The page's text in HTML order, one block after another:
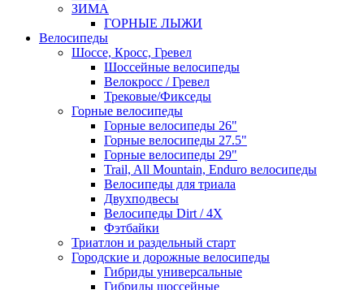
ЗИМА
ГОРНЫЕ ЛЫЖИ
Велосипеды
Шоссе, Кросс, Гревел
Шоссейные велосипеды
Велокросс / Гревел
Трековые/Фикседы
Горные велосипеды
Горные велосипеды 26"
Горные велосипеды 27.5"
Горные велосипеды 29"
Trail, All Mountain, Enduro велосипеды
Велосипеды для триала
Двухподвесы
Велосипеды Dirt / 4X
Фэтбайки
Триатлон и раздельный старт
Городские и дорожные велосипеды
Гибриды универсальные
Гибриды шоссейные